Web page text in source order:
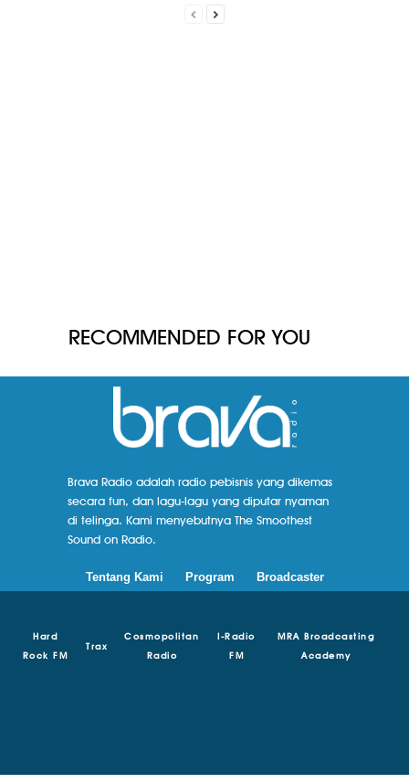
RECOMMENDED FOR YOU
Brava Radio adalah radio pebisnis yang dikemas
secara fun, dan lagu-lagu yang diputar nyaman
di telinga. Kami menyebutnya The Smoothest
Sound on Radio.
Tentang Kami Program Broadcaster
Hard
Rock FM
Trax
Cosmopolitan
Radio
I-Radio
FM
MRA Broadcasting
Academy